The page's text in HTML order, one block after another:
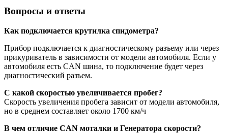
Вопросы и ответы
Как подключается крутилка спидометра?
Прибор подключается к диагностическому разъему или через
прикуриватель в зависимости от модели автомобиля. Если у
автомобиля есть CAN шина, то подключение будет через
диагностический разъем.
С какой скоростью увеличивается пробег?
Скорость увеличения пробега зависит от модели автомобиля,
но в среднем составляет около 1700 км/ч
В чем отличие CAN моталки и Генератора скорости?